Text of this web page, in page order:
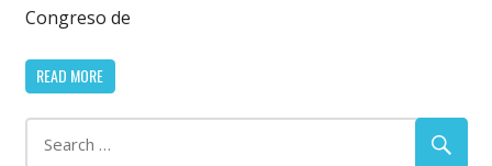
Congreso de
READ MORE